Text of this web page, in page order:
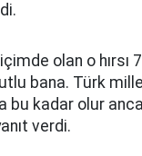
olan o hırsı
bana. Türk
bu kadar olur
verdi.